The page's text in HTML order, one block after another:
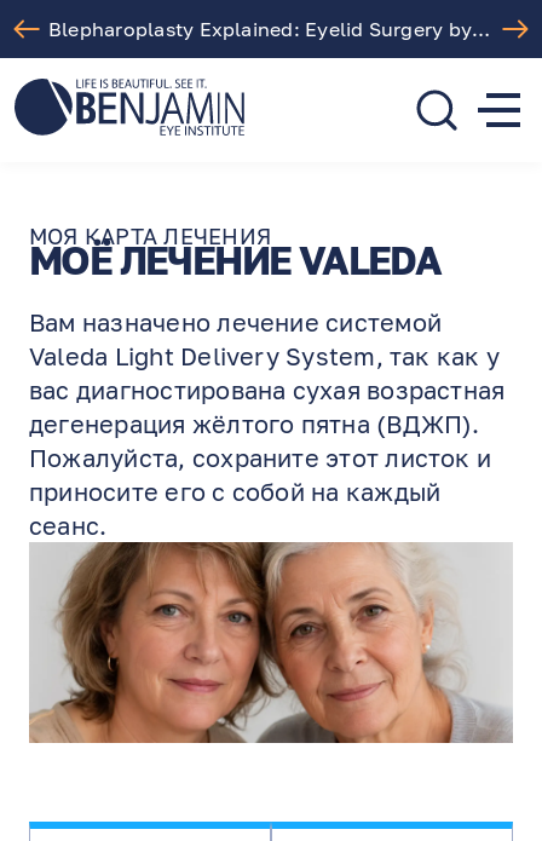
Blepharoplasty Explained: Eyelid Surgery by Dr. Arthur Benjamin in Los Angeles
310.275.5533
МОЯ КАРТА ЛЕЧЕНИЯ
МОЁ ЛЕЧЕНИЕ VALEDA
Вам назначено лечение системой
Valeda Light Delivery System, так как у
вас диагностирована сухая возрастная
дегенерация жёлтого пятна (ВДЖП).
Пожалуйста, сохраните этот листок и
приносите его с собой на каждый
сеанс.